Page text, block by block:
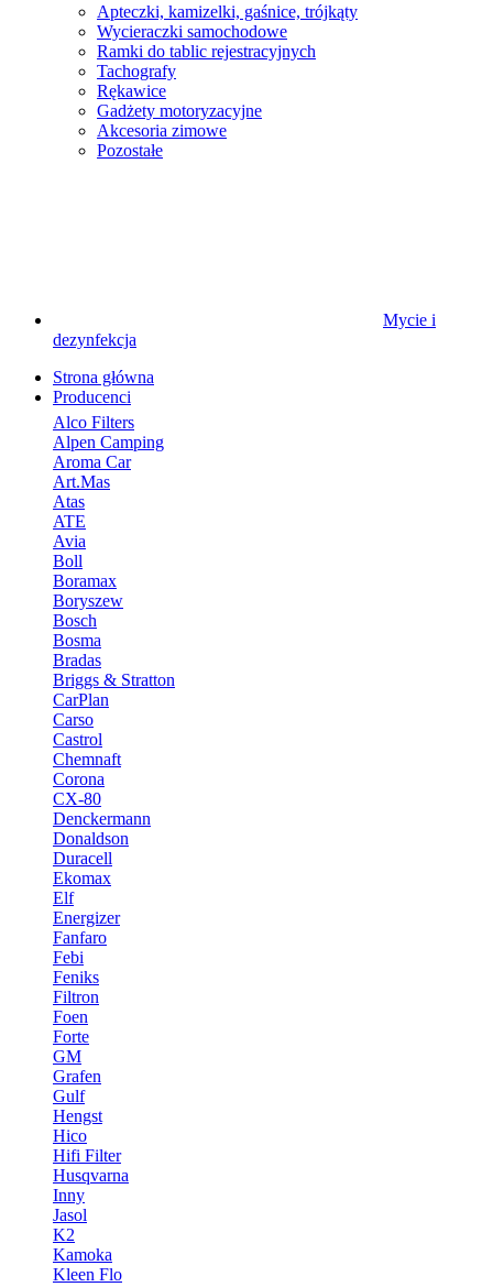
Apteczki, kamizelki, gaśnice, trójkąty
Wycieraczki samochodowe
Ramki do tablic rejestracyjnych
Tachografy
Rękawice
Gadżety motoryzacyjne
Akcesoria zimowe
Pozostałe
Mycie i
dezynfekcja
Strona główna
Producenci
Alco Filters
Alpen Camping
Aroma Car
Art.Mas
Atas
ATE
Avia
Boll
Boramax
Boryszew
Bosch
Bosma
Bradas
Briggs & Stratton
CarPlan
Carso
Castrol
Chemnaft
Corona
CX-80
Denckermann
Donaldson
Duracell
Ekomax
Elf
Energizer
Fanfaro
Febi
Feniks
Filtron
Foen
Forte
GM
Grafen
Gulf
Hengst
Hico
Hifi Filter
Husqvarna
Inny
Jasol
K2
Kamoka
Kleen Flo